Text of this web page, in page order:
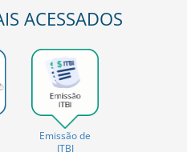
ACESSADOS
Emissão de
ITBI